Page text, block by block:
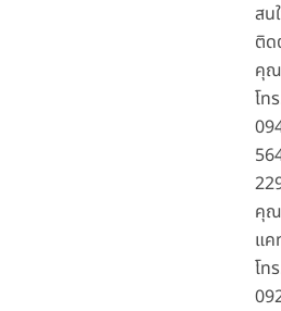
สน
ติด
คุ
โท
คุณ
แค
โท